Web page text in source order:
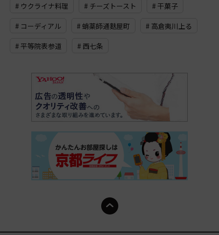
# ウクライナ料理 # チーズトースト # 干菓子
# コーディアル # 蛸薬師通麩屋町 # 高倉夷川上る
# 平等院表参道 # 西七条